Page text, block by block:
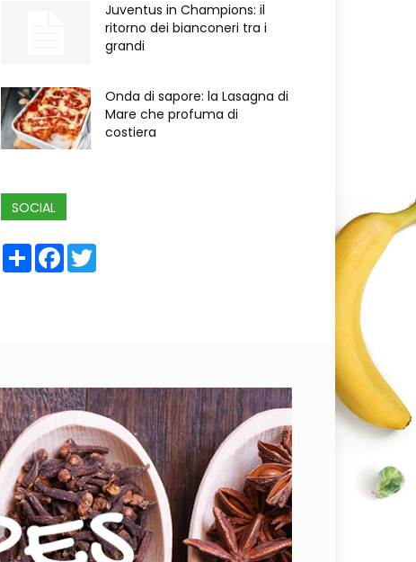
Juventus in Champions: il
ritorno dei bianconeri tra i
grandi
Onda di sapore: la Lasagna di
Mare che profuma di
costiera
SOCIAL
ShareFacebook